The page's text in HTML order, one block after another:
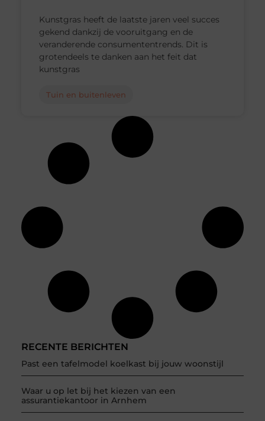
RECENTE BERICHTEN
Past een tafelmodel koelkast bij jouw woonstijl
Waar u op let bij het kiezen van een
assurantiekantoor in Arnhem
Kunstgras heeft de laatste jaren veel succes
gekend dankzij de vooruitgang en de
veranderende consumententrends. Dit is
grotendeels te danken aan het feit dat
kunstgras
Tuin en buitenleven